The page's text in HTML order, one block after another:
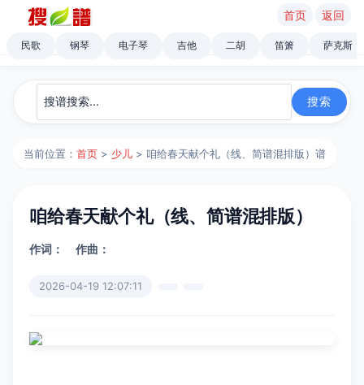
首页 返回
民歌 钢琴 电子琴 吉他 二胡 笛箫 萨克斯
当前位置：首页 > 少儿 > 咱给春天献个礼（线、简谱混排版）谱
咱给春天献个礼（线、简谱混排版）
作词： 作曲：
2026-04-19 12:07:11